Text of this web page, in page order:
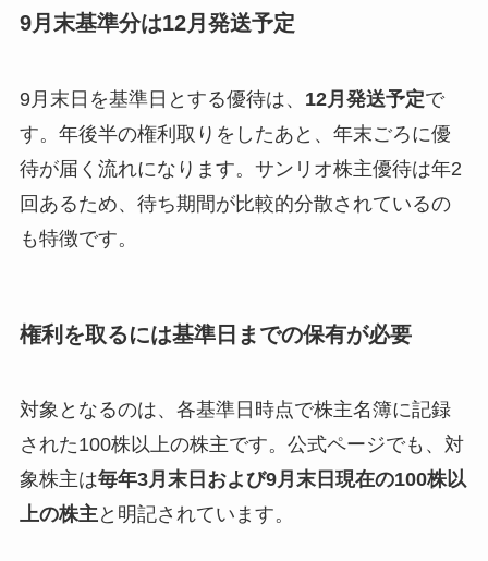
9月末基準分は12月発送予定
9月末日を基準日とする優待は、 12月発送予定で
す。年後半の権利取りをしたあと、年末ごろに優
待が届く流れになります。サンリオ株主優待は年2
回あるため、待ち期間が比較的分散されているの
も特徴です。
権利を取るには基準日までの保有が必要
対象となるのは、各基準日時点で株主名簿に記録
された100株以上の株主です。公式ページでも、対
象株主は毎年3月末日および9月末日現在の100株以
上の株主と明記されています。